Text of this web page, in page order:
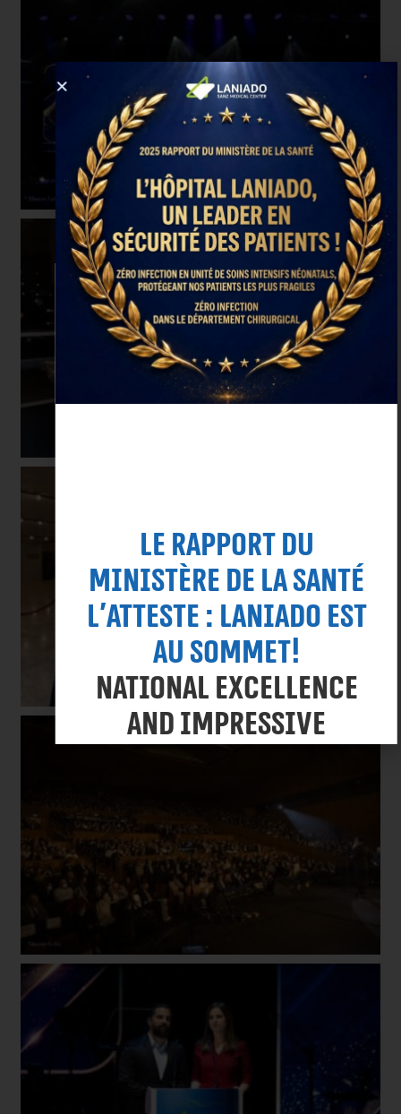
Le rapport du
ministère de la Santé
l'atteste : Laniado est
au sommet!
National excellence
and impressive
prevention in the new
report. Click to view
the achievement of
our medical teams.
Découvrir les résultats
Rejoignez notre
newsletter
Nous ne racontons que des choses
heureuses dans les murs de